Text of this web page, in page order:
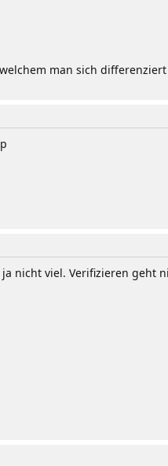
man sich
nicht viel. Verifizieren geht